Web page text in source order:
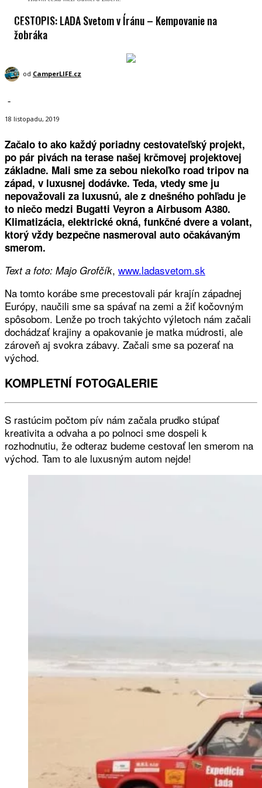
CESTOPIS: LADA Svetom v Íránu – Kempovanie na
žobráka
od CamperLIFE.cz
-
18 listopadu, 2019
Začalo to ako každý poriadny cestovateľský projekt,
po pár pivách na terase našej krčmovej projektovej
základne. Mali sme za sebou niekoľko road tripov na
západ, v luxusnej dodávke. Teda, vtedy sme ju
nepovažovali za luxusnú, ale z dnešného pohľadu je
to niečo medzi Bugatti Veyron a Airbusom A380.
Klimatizácia, elektrické okná, funkčné dvere a volant,
ktorý vždy bezpečne nasmeroval auto očakávaným
smerom.
Text a foto: Majo Grofčík, www.ladasvetom.sk
Na tomto korábe sme precestovali pár krajín západnej
Európy, naučili sme sa spávať na zemi a žiť kočovným
spôsobom. Lenže po troch takýchto výletoch nám začali
dochádzať krajiny a opakovanie je matka múdrosti, ale
zároveň aj svokra zábavy. Začali sme sa pozerať na
východ.
KOMPLETNÍ FOTOGALERIE
S rastúcim počtom pív nám začala prudko stúpať
kreativita a odvaha a po polnoci sme dospeli k
rozhodnutiu, že odteraz budeme cestovať len smerom na
východ. Tam to ale luxusným autom nejde!